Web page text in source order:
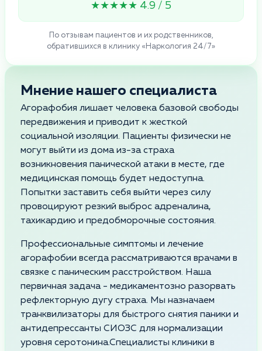
★★★★★ 4.9 / 5
По отзывам пациентов и их родственников,
обратившихся в клинику «Наркология 24/7»
Мнение нашего специалиста
Агорафобия лишает человека базовой свободы
передвижения и приводит к жесткой
социальной изоляции. Пациенты физически не
могут выйти из дома из-за страха
возникновения панической атаки в месте, где
медицинская помощь будет недоступна.
Попытки заставить себя выйти через силу
провоцируют резкий выброс адреналина,
тахикардию и предобморочные состояния.
Профессиональные симптомы и лечение
агорафобии всегда рассматриваются врачами в
связке с паническим расстройством. Наша
первичная задача - медикаментозно разорвать
рефлекторную дугу страха. Мы назначаем
транквилизаторы для быстрого снятия паники и
антидепрессанты СИОЗС для нормализации
уровня серотонина.Специалисты клиники в